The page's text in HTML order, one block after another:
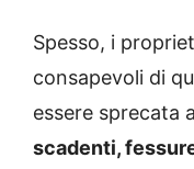
Spesso, i
consapevoli di
essere sprecata
scadenti,